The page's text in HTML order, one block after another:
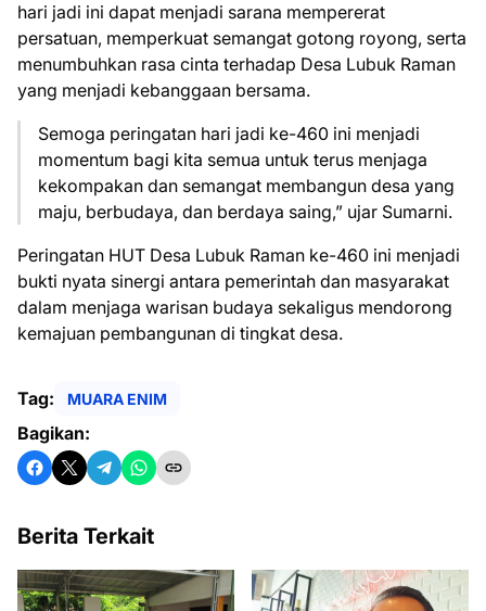
hari jadi ini dapat menjadi sarana mempererat
persatuan, memperkuat semangat gotong royong, serta
menumbuhkan rasa cinta terhadap Desa Lubuk Raman
yang menjadi kebanggaan bersama.
Semoga peringatan hari jadi ke-460 ini menjadi
momentum bagi kita semua untuk terus menjaga
kekompakan dan semangat membangun desa yang
maju, berbudaya, dan berdaya saing,” ujar Sumarni.
Peringatan HUT Desa Lubuk Raman ke-460 ini menjadi
bukti nyata sinergi antara pemerintah dan masyarakat
dalam menjaga warisan budaya sekaligus mendorong
kemajuan pembangunan di tingkat desa.
Tag: MUARA ENIM
Bagikan:
Berita Terkait